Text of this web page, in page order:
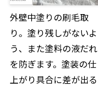
外壁中塗りの刷毛取
り。塗り残しがないよ
う、また塗料の液だれ
を防ぎます。塗装の仕
上がり具合に差が出る